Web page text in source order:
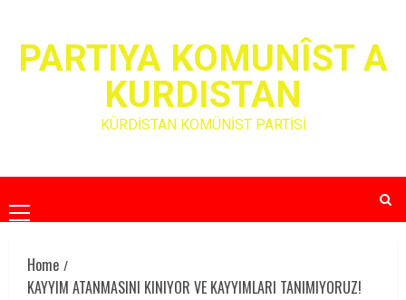
contentPARTIYA KOMUNÎST A
KURDISTAN
KÜRDİSTAN KOMÜNİST PARTİSİ
Primary
Menu
Home
KAYYIM ATANMASINI KINIYOR VE KAYYIMLARI TANIMIYORUZ!